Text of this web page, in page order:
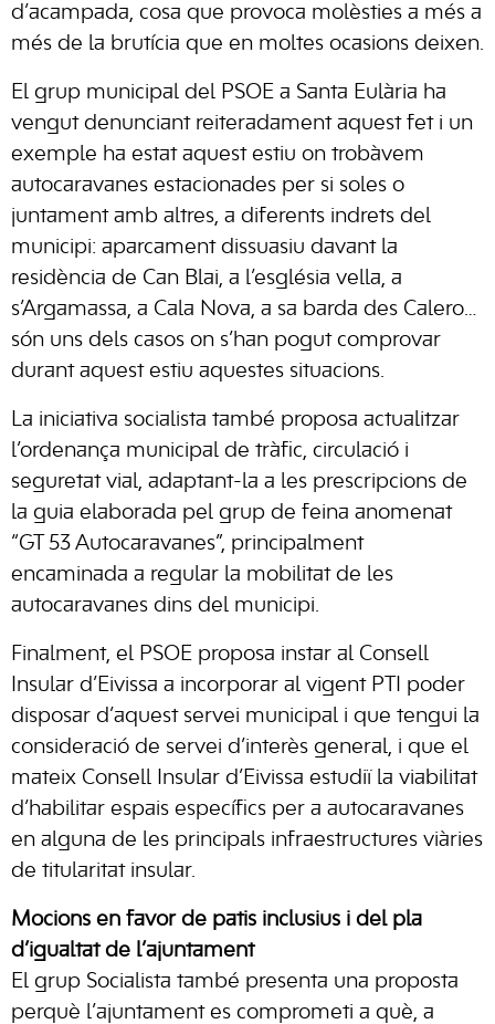
d’acampada, cosa que provoca molèsties a més a
més de la brutícia que en moltes ocasions deixen.
El grup municipal del PSOE a Santa Eulària ha
vengut denunciant reiteradament aquest fet i un
exemple ha estat aquest estiu on trobàvem
autocaravanes estacionades per si soles o
juntament amb altres, a diferents indrets del
municipi: aparcament dissuasiu davant la
residència de Can Blai, a l’església vella, a
s’Argamassa, a Cala Nova, a sa barda des Calero…
són uns dels casos on s’han pogut comprovar
durant aquest estiu aquestes situacions.
La iniciativa socialista també proposa actualitzar
l’ordenança municipal de tràfic, circulació i
seguretat vial, adaptant-la a les prescripcions de
la guia elaborada pel grup de feina anomenat
“GT 53 Autocaravanes”, principalment
encaminada a regular la mobilitat de les
autocaravanes dins del municipi.
Finalment, el PSOE proposa instar al Consell
Insular d’Eivissa a incorporar al vigent PTI poder
disposar d’aquest servei municipal i que tengui la
consideració de servei d’interès general, i que el
mateix Consell Insular d’Eivissa estudiï la viabilitat
d’habilitar espais específics per a autocaravanes
en alguna de les principals infraestructures viàries
de titularitat insular.
Mocions en favor de patis inclusius i del pla
d’igualtat de l’ajuntament
El grup Socialista també presenta una proposta
perquè l’ajuntament es comprometi a què, a